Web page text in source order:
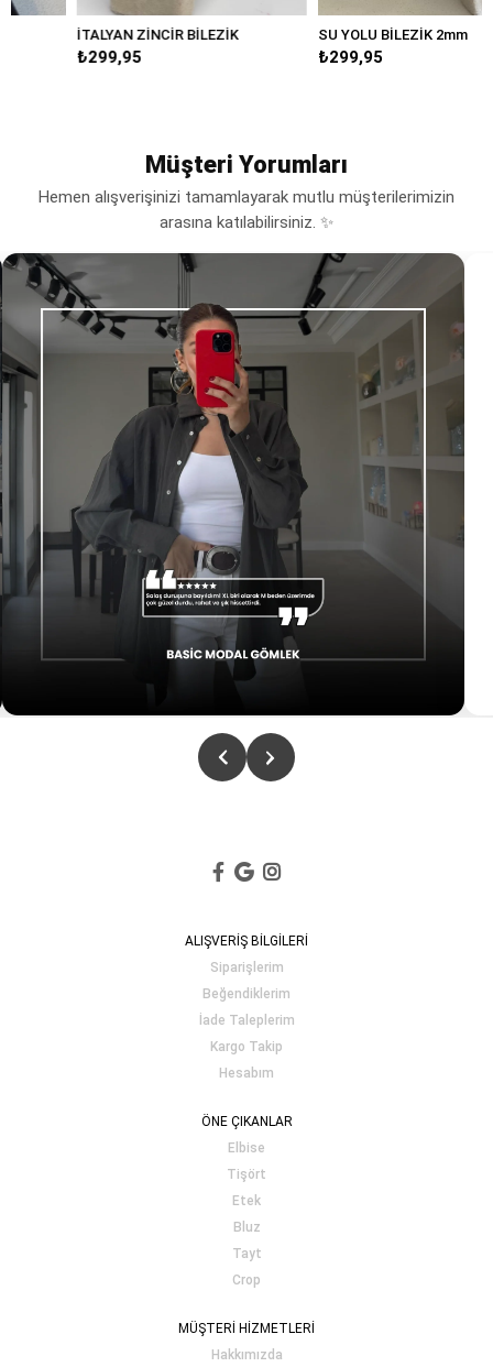
İTALYAN ZİNCİR BİLEZİK
₺299,95
SU YOLU BİLEZİK 2mm
₺299,95
Müşteri Yorumları
Hemen alışverişinizi tamamlayarak mutlu müşterilerimizin
arasına katılabilirsiniz. ✨
ALIŞVERİŞ BİLGİLERİ
Siparişlerim
Beğendiklerim
İade Taleplerim
Kargo Takip
Hesabım
ÖNE ÇIKANLAR
Elbise
Tişört
Etek
Bluz
Tayt
Crop
MÜŞTERİ HİZMETLERİ
Hakkımızda